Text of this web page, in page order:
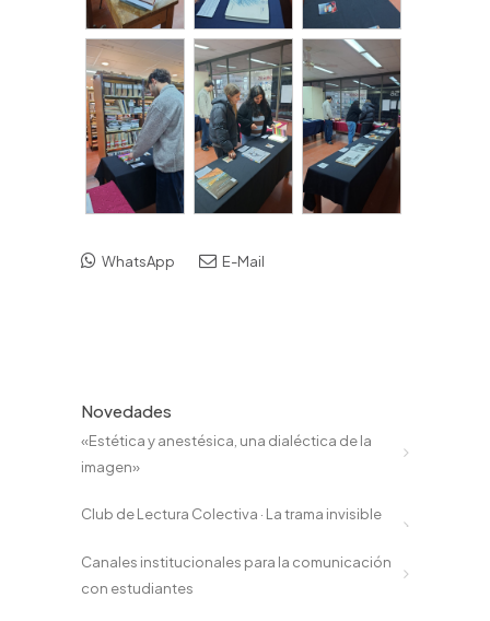
WhatsApp E-Mail
Novedades
«Estética y anestésica, una dialéctica de la
imagen»
Club de Lectura Colectiva · La trama invisible
Canales institucionales para la comunicación
con estudiantes